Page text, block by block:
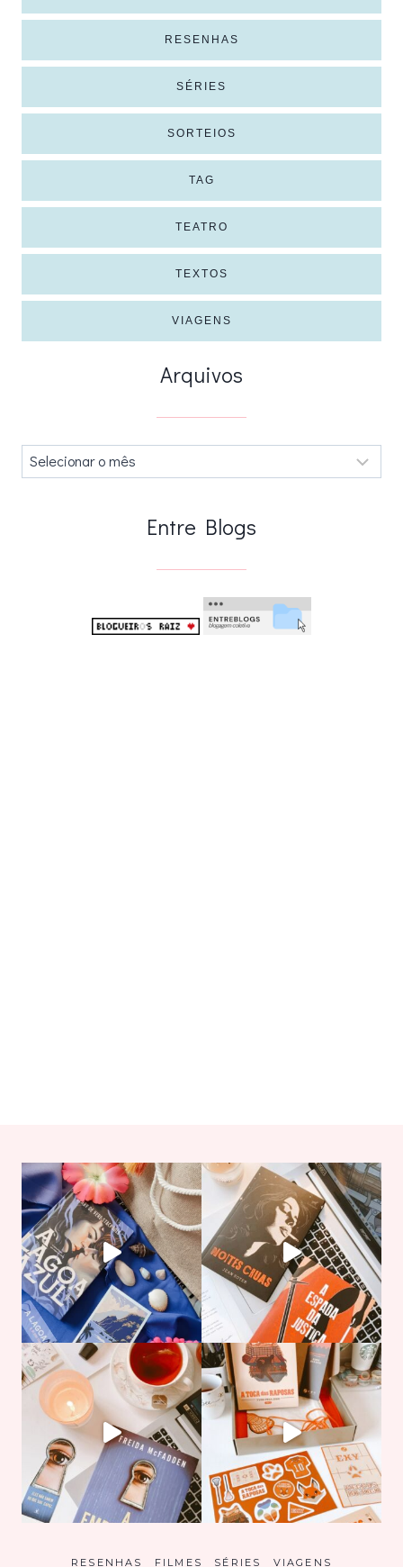
RESENHAS
SÉRIES
SORTEIOS
TAG
TEATRO
TEXTOS
VIAGENS
Arquivos
Arquivos
Entre Blogs
RESENHAS FILMES SÉRIES VIAGENS